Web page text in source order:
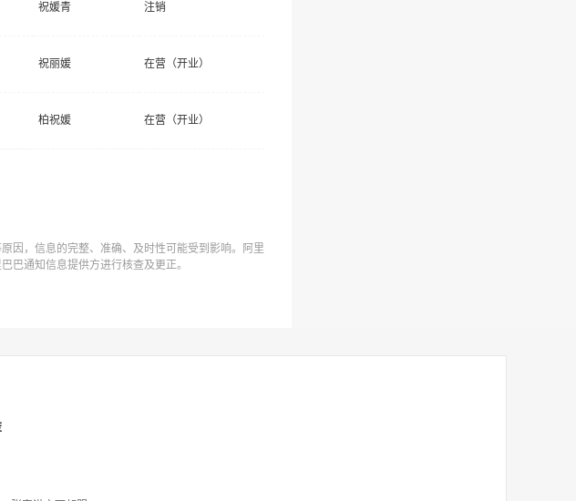
祝媛青 注销
祝丽媛 在营（开业）
柏祝媛 在营（开业）
因，信息的完整、准确、及时性可能受到影响。阿里
巴通知信息提供方进行核查及更正。